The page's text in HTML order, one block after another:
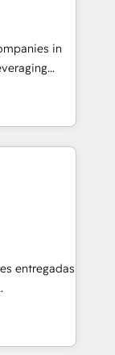
of a
to deliver
AI agents
in
offer spans
in CRM
sales
With
companies
to
of
Would
tailored
125+
entregadas
Academy.
etapa de su